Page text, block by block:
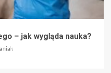
– jak wygląda nauka?